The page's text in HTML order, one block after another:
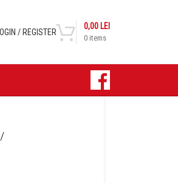
/ REGISTER
0 items
0,00 LEI
/